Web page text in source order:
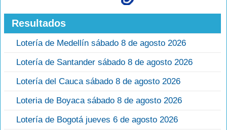
Resultados
Lotería de Medellín sábado 8 de agosto 2026
Lotería de Santander sábado 8 de agosto 2026
Lotería del Cauca sábado 8 de agosto 2026
Loteria de Boyaca sábado 8 de agosto 2026
Lotería de Bogotá jueves 6 de agosto 2026